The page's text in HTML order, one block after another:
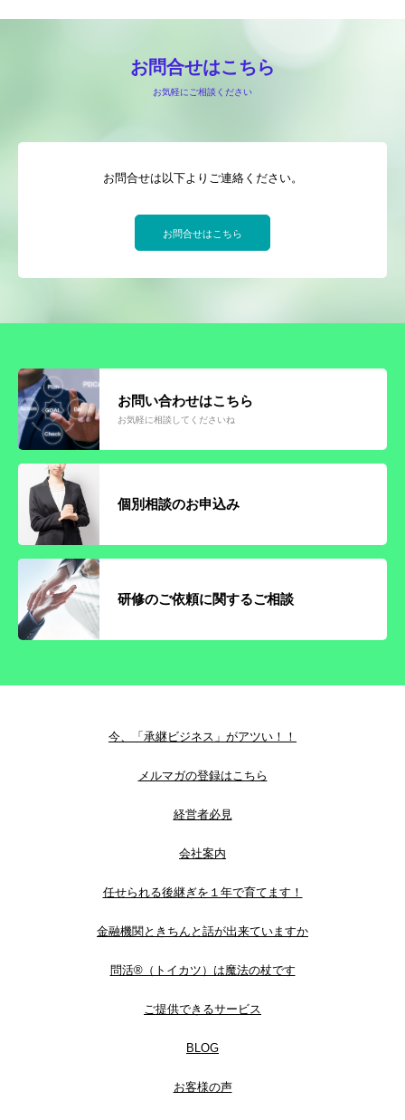
お問合せはこちら
お気軽にご相談ください
お問合せは以下よりご連絡ください。
お問合せはこちら
お問い合わせはこちら
お気軽に相談してくださいね
個別相談のお申込み
研修のご依頼に関するご相談
今、「承継ビジネス」がアツい！！
メルマガの登録はこちら
経営者必見
会社案内
任せられる後継ぎを１年で育てます！
金融機関ときちんと話が出来ていますか
問活®（トイカツ）は魔法の杖です
ご提供できるサービス
BLOG
お客様の声